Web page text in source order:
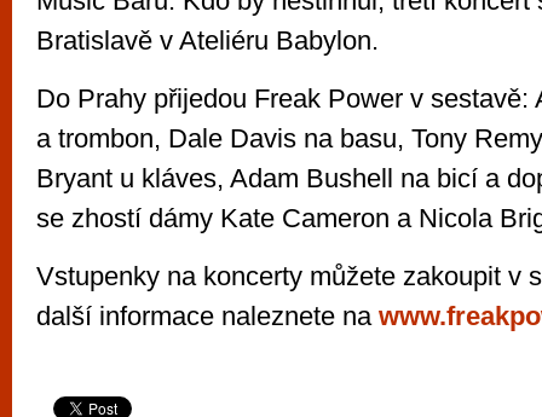
Bratislavě v Ateliéru Babylon.
Do Prahy přijedou Freak Power v sestavě:
a trombon, Dale Davis na basu, Tony
Bryant u kláves, Adam Bushell na bicí a
se zhostí dámy Kate Cameron a Nicola
Vstupenky na koncerty můžete zakoupit v
další informace naleznete na